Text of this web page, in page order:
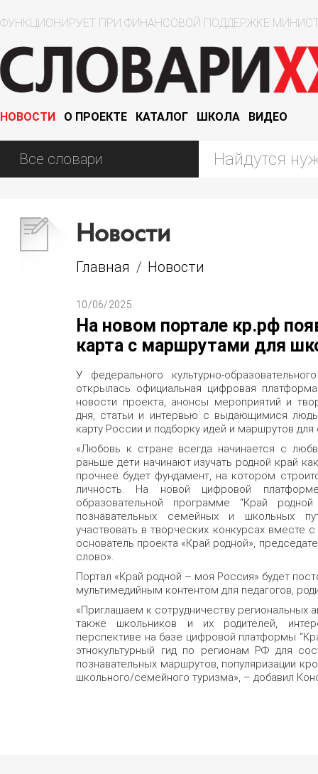
ФУНКЦИОНИРУЕТ ПРИ ФИНАНСОВОЙ ПОДДЕРЖКЕ
НОВОСТИ О ПРОЕКТЕ КАТАЛОГ ШКОЛА ВИДЕО
Новости
Главная / Новости
10/06/2025
На новом портале кр.рф
карта с маршрутами для
У федерального культурно-
открылась официальная цифровая
новости проекта, анонсы мероприятий и
дня, статьи и интервью с выдающимися
карту России и подборку идей и маршрутов
«Любовь к стране всегда начинается с
раньше дети начинают изучать родной край
прочнее будет фундамент, на котором
личность. На новой цифровой
образовательной программе “Край
познавательных семейных и школьных
участвовать в творческих конкурсах вместе
основатель проекта «Край родной»,
слово».
Портал «Край родной – моя Россия» будет
мультимедийным контентом для педагогов,
«Приглашаем к сотрудничеству региональных
также школьников и их родителей,
перспективе на базе цифровой платформы
этнокультурный гид по регионам РФ для
познавательных маршрутов, популяризации
школьного/семейного туризма», – добавил